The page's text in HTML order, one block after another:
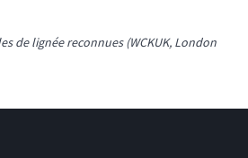
de lignée reconnues (WCKUK, London